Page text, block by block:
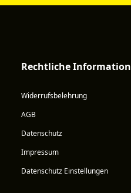
Rechtliche Information
Widerrufsbelehrung
AGB
Datenschutz
Impressum
Datenschutz Einstellungen